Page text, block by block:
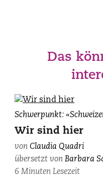
Das
Claudia
Quadri,
fotografiert
von
Sébastien
Agnetti
Schwerpunkt:
Wir sind hier
vonClaudia Quadri
übersetzt vonBarbara
6 Minuten Lesezeit